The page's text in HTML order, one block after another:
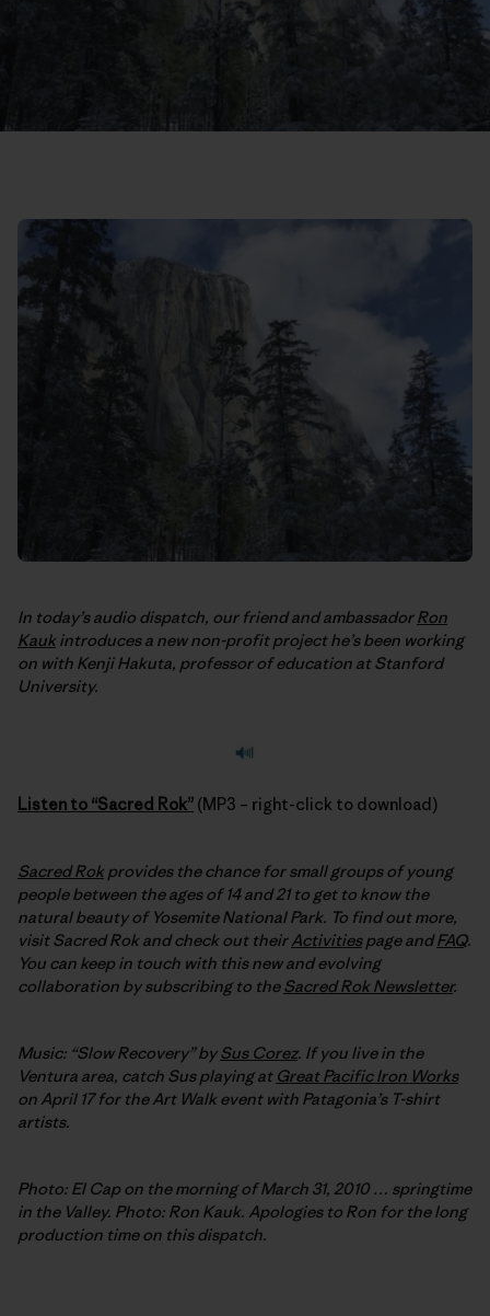
In today’s audio dispatch, our friend and ambassadorRon
Kauk introduces a new non-profit project he’s been working
on with Kenji Hakuta, professor of education at Stanford
University.
Listen to “Sacred Rok” (MP3 – right-click to download)
Sacred Rok provides the chance for small groups of young
people between the ages of 14 and 21 to get to know the
natural beauty of Yosemite National Park. To find out more,
visit Sacred Rok and check out theirActivitiespage andFAQ.
You can keep in touch with this new and evolving
collaboration by subscribing to theSacred Rok Newsletter.
Music: “Slow Recovery” bySus Corez. If you live in the
Ventura area, catch Sus playing at Great Pacific Iron Works
on April 17 for the Art Walk event with Patagonia’s T-shirt
artists.
Photo: El Cap on the morning of March 31, 2010 … springtime
in the Valley. Photo: Ron Kauk. Apologies to Ron for the long
production time on this dispatch.